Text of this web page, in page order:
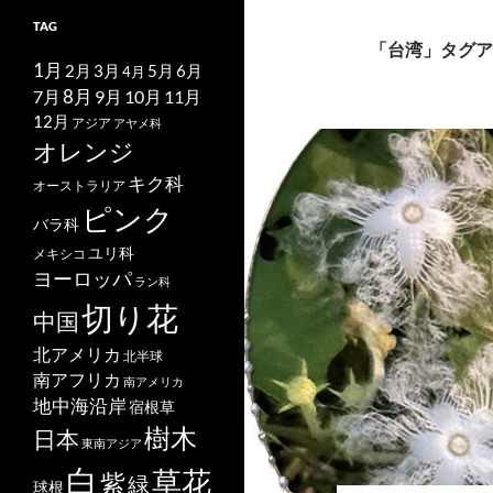
「台湾」タグ
TAG
1月 2月 3月 4月 5月 6月
7月 8月 9月 10月 11月
12月 アジア アヤメ科
オレンジ
オーストラリア キク科
バラ科 ピンク
メキシコ ユリ科
ヨーロッパ ラン科
中国切り花
北アメリカ 北半球
南アフリカ 南アメリカ
地中海沿岸宿根草
日本 東南アジア 樹木
球根 白 紫緑草花